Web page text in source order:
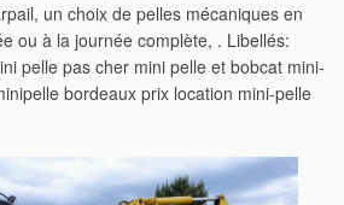
un choix de pelles mécaniques en
ou à la journée complète, . Libellés:
pelle pas cher mini pelle et bobcat mini-
bordeaux prix location mini-pelle